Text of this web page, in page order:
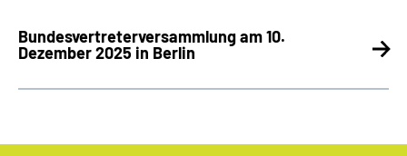
Bundesvertreterversammlung am 10.
Dezember 2025 in Berlin